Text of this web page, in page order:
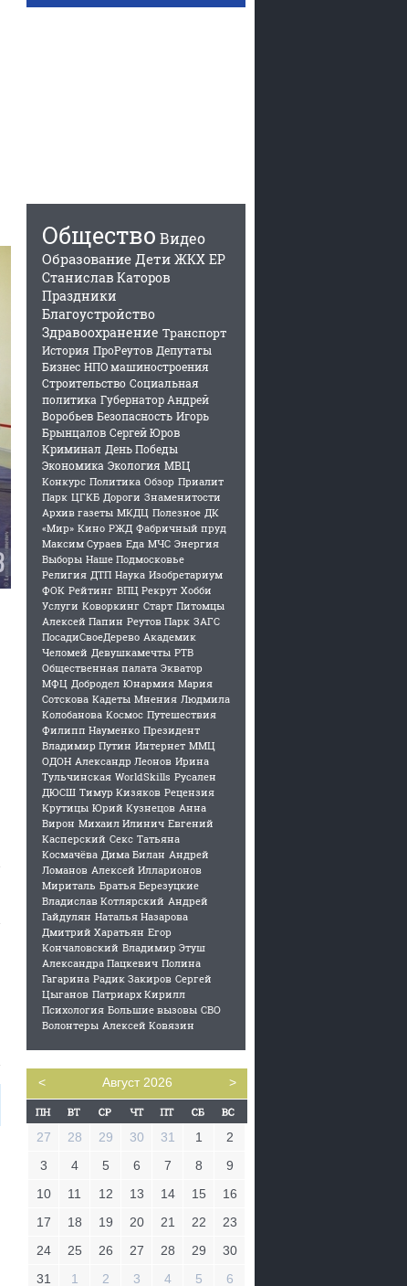
Общество Видео
Образование Дети ЖКХ ЕР
Станислав Каторов
Праздники
Благоустройство
Здравоохранение Транспорт
История ПроРеутов Депутаты
Бизнес НПО машиностроения
Строительство Социальная
политика Губернатор Андрей
Воробьев Безопасность Игорь
Брынцалов Сергей Юров
Криминал День Победы
Экономика Экология МВЦ
Конкурс Политика Обзор Приалит
Парк ЦГКБ Дороги Знаменитости
Архив газеты МКДЦ Полезное ДК
«Мир» Кино РЖД Фабричный пруд
Максим Сураев Еда МЧС Энергия
Выборы Наше Подмосковье
Религия ДТП Наука Изобретариум
ФОК Рейтинг ВПЦ Рекрут Хобби
Услуги Коворкинг Старт Питомцы
Алексей Папин Реутов Парк ЗАГС
ПосадиСвоеДерево Академик
Челомей Девушкамечты РТВ
Общественная палата Экватор
МФЦ Добродел Юнармия Мария
Сотскова Кадеты Мнения Людмила
Колобанова Космос Путешествия
Филипп Науменко Президент
Владимир Путин Интернет ММЦ
ОДОН Александр Леонов Ирина
Тульчинская WorldSkills Русален
ДЮСШ Тимур Кизяков Рецензия
Крутицы Юрий Кузнецов Анна
Вирон Михаил Илинич Евгений
Касперский Секс Татьяна
Космачёва Дима Билан Андрей
Ломанов Алексей Илларионов
Мириталь Братья Березуцкие
Владислав Котлярский Андрей
Гайдулян Наталья Назарова
Дмитрий Харатьян Егор
Кончаловский Владимир Этуш
Александра Пацкевич Полина
Гагарина Радик Закиров Сергей
Цыганов Патриарх Кирилл
Психология Большие вызовы СВО
Волонтеры Алексей Ковязин
< Август 2026 >
27 28 29 30 31 1
2
3
4 5 6 7 8
9
10
11 12 13 14 15
16
17
18 19 20 21 22
23
24
25 26 27 28 29
30
31
1 2 3 4 5 6